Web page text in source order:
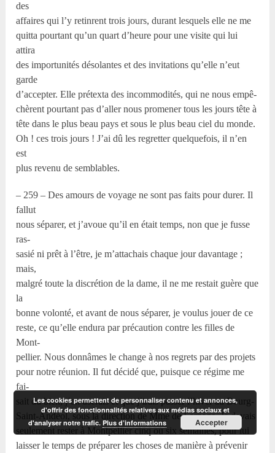
des
affaires qui l’y retinrent trois jours, durant lesquels elle ne me
quitta pourtant qu’un quart d’heure pour une visite qui lui
attira
des importunités désolantes et des invitations qu’elle n’eut
garde
d’accepter. Elle prétexta des incommodités, qui ne nous empê-
chèrent pourtant pas d’aller nous promener tous les jours tête à
tête dans le plus beau pays et sous le plus beau ciel du monde.
Oh ! ces trois jours ! J’ai dû les regretter quelquefois, il n’en
est
plus revenu de semblables.
– 259 – Des amours de voyage ne sont pas faits pour durer. Il
fallut
nous séparer, et j’avoue qu’il en était temps, non que je fusse
ras-
sasié ni prêt à l’être, je m’attachais chaque jour davantage ;
mais,
malgré toute la discrétion de la dame, il ne me restait guère que
la
bonne volonté, et avant de nous séparer, je voulus jouer de ce
reste, ce qu’elle endura par précaution contre les filles de
Mont-
pellier. Nous donnâmes le change à nos regrets par des projets
pour notre réunion. Il fut décidé que, puisque ce régime me
fai-
sait du bien, j’en userais et que j’irais passer l’hiver au Bourg-
Saint-Andéol, sous la direction de Mme de Larnage. Je devais
seulement rester à Montpellier cinq ou six semaines, pour lui
laisser le temps de préparer les choses de manière à prévenir
Les cookies permettent de personnaliser contenu et annonces,
d'offrir des fonctionnalités relatives aux médias sociaux et
d'analyser notre trafic.Plus d’informations Accepter